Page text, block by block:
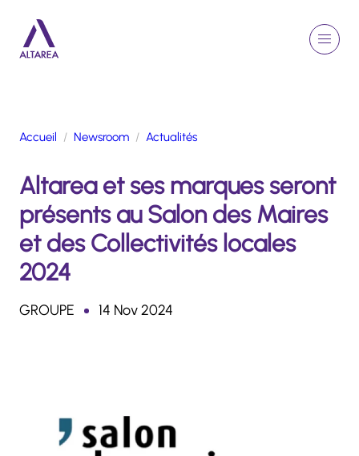
Menu
ACTIVITÉS
ENGAGEMENTS
TALENTS
FINANCE
NEWSROOM
Rechercher
Accueil Newsroom Actualités
Altarea et ses marques seront
présents au Salon des Maires
et des Collectivités locales
2024
GROUPE 14 Nov 2024